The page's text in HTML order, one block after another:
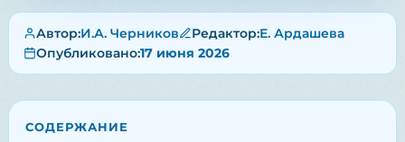
Автор:И.А. Черников Редактор:Е. Ардашева
Опубликовано:17 июня 2026
СОДЕРЖАНИЕ